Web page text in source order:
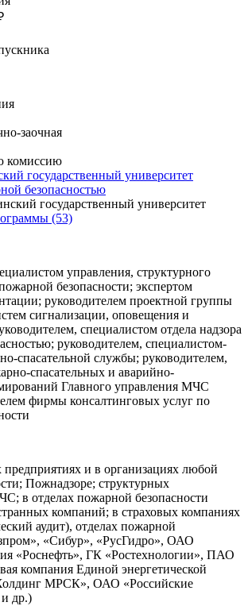
заочная
комиссию
государственный университет
безопасностью
(53)
управления, структурного
безопасности; экспертом
руководителем проектной группы
сигнализации, оповещения и
специалистом отдела надзора
руководителем, специалистом-
спасательной службы; руководителем,
спасательных и аварийно-
Главного управления МЧС
фирмы консалтинговых услуг по
и в организациях любой
Пожнадзоре; структурных
в отделах пожарной безопасности
компаний; в страховых компаниях
аудит), отделах пожарной
«Сибур», «РусГидро», ОАО
«Роснефть», ГК «Ростехнологии», ПАО
компания Единой энергетической
МРСК», ОАО «Российские
др.)